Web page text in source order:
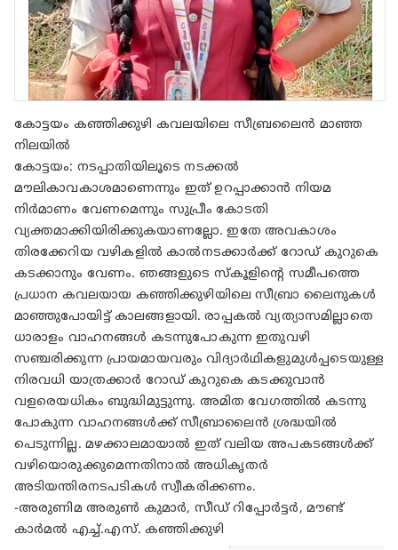
കോട്ടയം കഞ്ഞിക്കുഴി കവലയിലെ സീബ്രലൈൻ മാഞ്ഞ
നിലയിൽ
കോട്ടയം: നടപ്പാതിയിലൂടെ നടക്കൽ
മൗലികാവകാശമാണെന്നും ഇത് ഉറപ്പാക്കാൻ നിയമ
നിർമാണം വേണമെന്നും സുപ്രീം കോടതി
വ്യക്തമാക്കിയിരിക്കുകയാണല്ലോ. ഇതേ അവകാശം
തിരക്കേറിയ വഴികളിൽ കാൽനടക്കാർക്ക് റോഡ് കുറുകെ
കടക്കാനും വേണം. ഞങ്ങളുടെ സ്കൂളിന്റെ സമീപത്തെ
പ്രധാന കവലയായ കഞ്ഞിക്കുഴിയിലെ സീബ്രാ ലൈനുകൾ
മാഞ്ഞുപോയിട്ട് കാലങ്ങളായി. രാപ്പകൽ വ്യത്യാസമില്ലാതെ
ധാരാളം വാഹനങ്ങൾ കടന്നുപോകുന്ന ഇതുവഴി
സഞ്ചരിക്കുന്ന പ്രായമായവരും വിദ്യാർഥികളുമുൾപ്പടെയുള്ള
നിരവധി യാത്രക്കാർ റോഡ് കുറുകെ കടക്കുവാൻ
വളരെയധികം ബുദ്ധിമുട്ടുന്നു. അമിത വേഗത്തിൽ കടന്നു
പോകുന്ന വാഹനങ്ങൾക്ക് സീബ്രാലൈൻ ശ്രദ്ധയിൽ
പെടുന്നില്ല. മഴക്കാലമായാൽ ഇത് വലിയ അപകടങ്ങൾക്ക്
വഴിയൊരുക്കുമെന്നതിനാൽ അധികൃതർ
അടിയന്തിരനടപടികൾ സ്വീകരിക്കണം.
-അരുണിമ അരുൺ കുമാർ, സീഡ് റിപ്പോർട്ടർ, മൗണ്ട്
കാർമൽ എച്ച്.എസ്. കഞ്ഞിക്കുഴി